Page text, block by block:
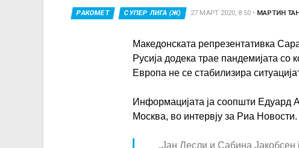
РАКОМЕТ СУПЕР ЛИГА (Ж) 27 МАРТ 2020, 8:50 • МАРТИН
Македонската репрезентативка
Русија додека трае пандемијата со
Европа не се стабилизира
Информацијата ја соопшти Едуард
Москва, во интервју за Риа Новости.
„Јан Лесли и Сабина Јакобсен